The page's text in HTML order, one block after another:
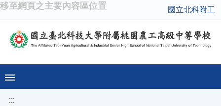
移至網頁之主要內容區位置 國立北科附工
:::